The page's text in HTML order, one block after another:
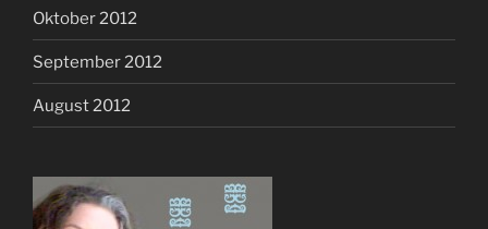
Oktober 2012
September 2012
August 2012